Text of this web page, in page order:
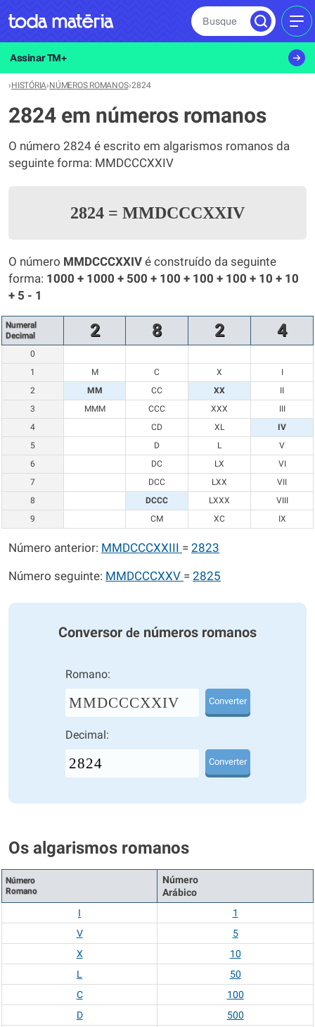
Busque
Assinar TM+
›HISTÓRIA›NÚMEROS ROMANOS›2824
2824 em números romanos
O número 2824 é escrito em algarismos romanos da
seguinte forma: MMDCCCXXIV
2824 = MMDCCCXXIV
O número MMDCCCXXIV é construído da seguinte
forma: 1000 + 1000 + 500 + 100 + 100 + 100 + 10 + 10
+ 5 - 1
Numeral
Decimal
2 8 2 4
0
1
M C X
I
2
MM CC XX
II
3
MMM CCC XXX
III
4
CD XL
IV
5
D L
V
6
DC LX
VI
7
DCC LXX
VII
8
DCCC LXXX
VIII
9
CM XC IX
Número anterior: MMDCCCXXIII = 2823
Número seguinte: MMDCCCXXV = 2825
Conversor de números romanos
Romano:
MMDCCCXXIV Converter
Decimal:
Converter
Os algarismos romanos
Número
Romano
Número
Arábico
I
1
V
5
X
10
L
50
C
100
D
500